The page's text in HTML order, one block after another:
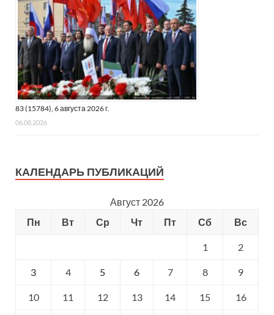
83 (15784), 6 августа 2026 г.
06.08.2026
КАЛЕНДАРЬ ПУБЛИКАЦИЙ
Август 2026
Пн
Вт Ср Чт Пт Сб Вс
1 2
3 4 5 6 7 8 9
10 11 12 13 14 15 16